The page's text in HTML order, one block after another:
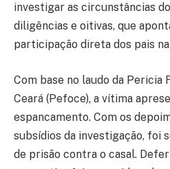
investigar as circunstâncias
diligências e oitivas, que
participação direta dos pais
Com base no laudo da Pericia
Ceará (Pefoce), a vítima
espancamento. Com os
subsídios da investigação, foi
de prisão contra o casal.